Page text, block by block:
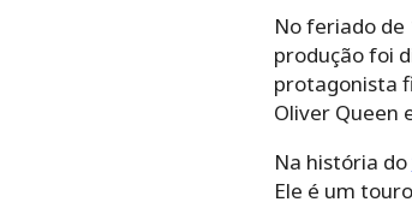
No feriado de
produção foi
protagonista
Oliver Queen
Na história do
Ele é um